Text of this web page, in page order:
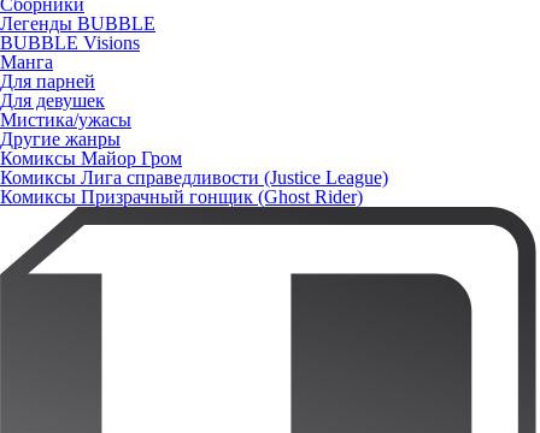
Легенды BUBBLE
BUBBLE Visions
Манга
Для парней
Для девушек
Мистика/ужасы
Другие жанры
Комиксы Майор Гром
Комиксы Лига справедливости (Justice League)
Комиксы Призрачный гонщик (Ghost Rider)